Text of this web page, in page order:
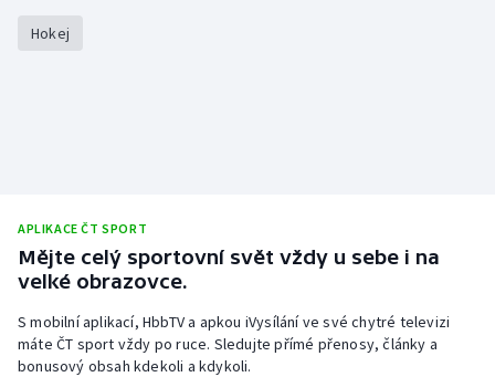
Hokej
APLIKACE ČT SPORT
Mějte celý sportovní svět vždy u sebe i na
velké obrazovce.
S mobilní aplikací, HbbTV a apkou iVysílání ve své chytré televizi
máte ČT sport vždy po ruce. Sledujte přímé přenosy, články a
bonusový obsah kdekoli a kdykoli.